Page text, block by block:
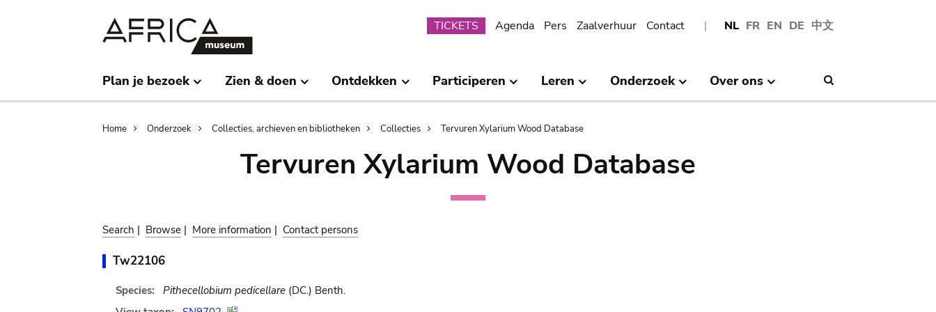
NL FR EN DE 中文
Submenu
TICKETS Agenda Pers Zaalverhuur Contact
Plan je bezoek Zien & doen Ontdekken Participeren Leren Onderzoek Over ons
Breadcrumb
Home Onderzoek Collecties, archieven en bibliotheken Collecties Tervuren Xylarium Wood Database
Tervuren Xylarium Wood Database
Search | Browse | More information | Contact persons
Tw22106
Species: Pithecellobium pedicellare(DC.) Benth.